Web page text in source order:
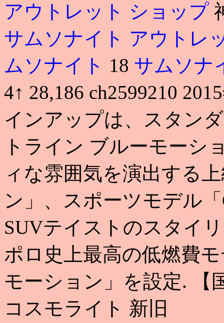
アウトレット ショップ
サムソナイト アウトレ
ムソナイト 18 サムソナ
4↑ 28,186 ch2599210
インアップは、スタン
トライン ブルーモーシ
ィな雰囲気を演出する
ン」、スポーツモデル
SUVテイストのスタイ
ポロ史上最高の低燃費
モーション」を設定. 【
コスモライト 新旧